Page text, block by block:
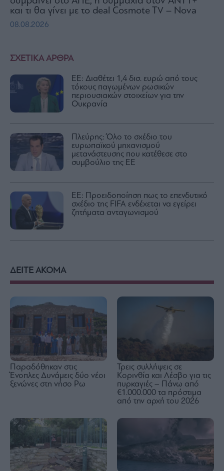
ΣΧΕΤΙΚΑ ΑΡΘΡΑ
ΕΕ: Διαθέτει 1,4 δισ. ευρώ από τους
τόκους παγωμένων ρωσικών
περιουσιακών στοιχείων για την
Ουκρανία
Πλεύρης: Όλο το σχέδιο του
ευρωπαϊκού μηχανισμού
μετανάστευσης που κατέθεσε στο
συμβούλιο της ΕΕ
ΕΕ: Προειδοποίηση πως το επενδυτικό
σχέδιο της FIFA ενδέχεται να εγείρει
ζητήματα ανταγωνισμού
και τι θα γίνει με το deal Cosmote TV – Nova
08.08.2026
ΔΕΙΤΕ ΑΚΟΜΑ
Παραδόθηκαν στις
Ένοπλες Δυνάμεις δύο νέοι
ξενώνες στη νήσο Ρω
Τρεις συλλήψεις σε
Κορινθία και Λέσβο για τις
πυρκαγιές – Πάνω από
€1.000.000 τα πρόστιμα
από την αρχή του 2026